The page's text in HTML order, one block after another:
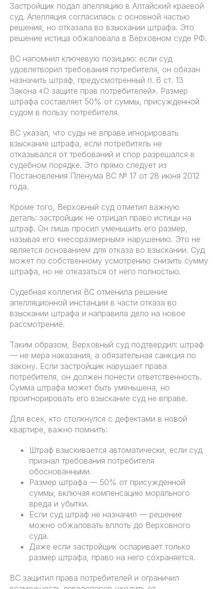
Застройщик подал апелляцию в Алтайский краевой
суд. Апелляция согласилась с основной частью
решения, но отказала во взыскании штрафа. Это
решение истица обжаловала в Верховном суде РФ.
ВС напомнил ключевую позицию: если суд
удовлетворил требования потребителя, он обязан
назначить штраф, предусмотренный п. 6 ст. 13
Закона «О защите прав потребителей». Размер
штрафа составляет 50% от суммы, присужденной
судом в пользу потребителя.
ВС указал, что суды не вправе игнорировать
взыскание штрафа, если потребитель не
отказывался от требований и спор разрешался в
судебном порядке. Это прямо следует из
Постановления Пленума ВС № 17 от 28 июня 2012
года.
Кроме того, Верховный суд отметил важную
деталь: застройщик не отрицал право истицы на
штраф. Он лишь просил уменьшить его размер,
называя его «несоразмерным» нарушению. Это не
является основанием для отказа во взыскании. Суд
может по собственному усмотрению снизить сумму
штрафа, но не отказаться от него полностью.
Судебная коллегия ВС отменила решение
апелляционной инстанции в части отказа во
взыскании штрафа и направила дело на новое
рассмотрение.
Таким образом, Верховный суд подтвердил: штраф
— не мера наказания, а обязательная санкция по
закону. Если застройщик нарушает права
потребителя, он должен понести ответственность.
Сумма штрафа может быть уменьшена, но
проигнорировать его взыскание суд не вправе.
Для всех, кто столкнулся с дефектами в новой
квартире, важно помнить:
Штраф взыскивается автоматически, если суд
признал требования потребителя
обоснованными.
Размер штрафа — 50% от присужденной
суммы, включая компенсацию морального
вреда и убытки.
Если суд штраф не назначил — решение
можно обжаловать вплоть до Верховного
суда.
Даже если застройщик оспаривает только
размер штрафа, право на него сохраняется.
ВС защитил права потребителей и ограничил